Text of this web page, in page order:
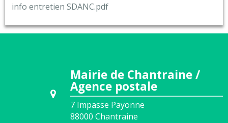
info entretien SDANC.pdf
Mairie de Chantraine /
Agence postale
7 Impasse Payonne
88000 Chantraine